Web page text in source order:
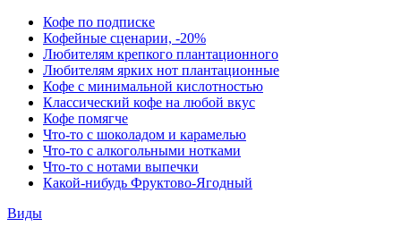
Кофе по подписке
Кофейные сценарии, -20%
Любителям крепкого плантационного
Любителям ярких нот плантационные
Кофе с минимальной кислотностью
Классический кофе на любой вкус
Кофе помягче
Что-то с шоколадом и карамелью
Что-то с алкогольными нотками
Что-то с нотами выпечки
Какой-нибудь Фруктово-Ягодный
Виды